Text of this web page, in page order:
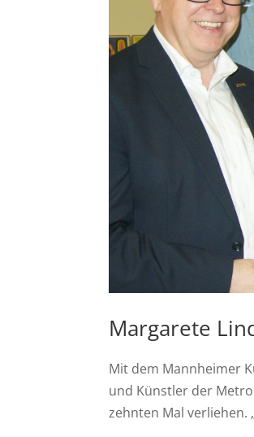
Margarete
Mit dem Mannheimer
und Künstler der
zehnten Mal verliehen.